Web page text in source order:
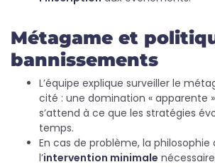
Métagame et
bannissements
L’équipe explique surveiller le
cité : une domination « apparente
s’attend à ce que les stratégies
temps.
En cas de problème, la
l’intervention minimale